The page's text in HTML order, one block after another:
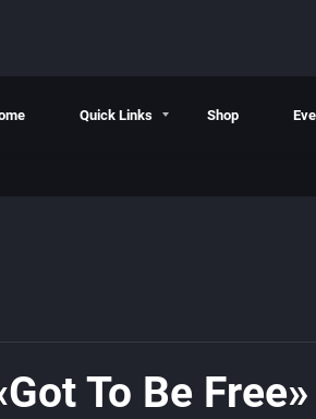
Quick Links Shop
To Be Free»